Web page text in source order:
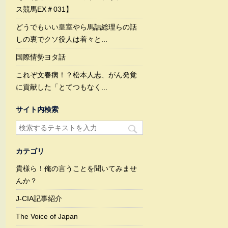
ス競馬EX＃031】
どうでもいい皇室やら馬詰総理らの話
しの裏でクソ役人は着々と...
国際情勢ヨタ話
これぞ文春病！？松本人志、がん発覚
に貢献した「とてつもなく...
サイト内検索
カテゴリ
貴様ら！俺の言うことを聞いてみませ
んか？
J-CIA記事紹介
The Voice of Japan